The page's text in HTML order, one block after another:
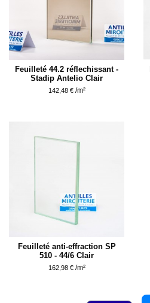
Feuilleté 44.2 réflechissant -
Stadip Antelio Clair
142,48 € /m²
Feuilleté anti-effraction SP
510 - 44/6 Clair
162,98 € /m²